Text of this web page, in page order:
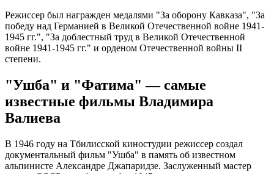
Режиссер был награжден медалями "За оборону Кавказа", "За
победу над Германией в Великой Отечественной войне 1941-
1945 гг.", "За доблестный труд в Великой Отечественной
войне 1941-1945 гг." и орденом Отечественной войны II
степени.
"Ушба" и "Фатима" — самые
известные фильмы Владимира
Валиева
В 1946 году на Тбилисской киностудии режиссер создал
документальный фильм "Ушба" в память об известном
альпинисте Александре Джапаридзе. Заслуженный мастер